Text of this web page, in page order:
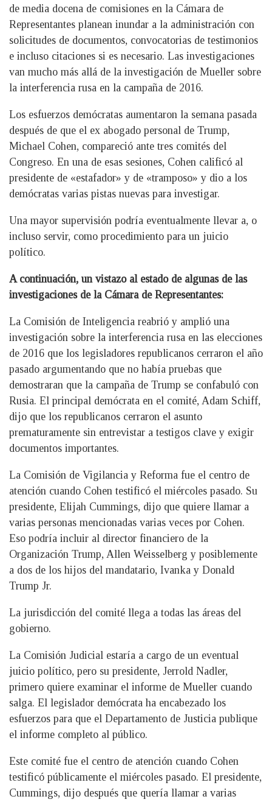
de media docena de comisiones en la Cámara de
Representantes planean inundar a la administración con
solicitudes de documentos, convocatorias de testimonios
e incluso citaciones si es necesario. Las investigaciones
van mucho más allá de la investigación de Mueller sobre
la interferencia rusa en la campaña de 2016.
Los esfuerzos demócratas aumentaron la semana pasada
después de que el ex abogado personal de Trump,
Michael Cohen, compareció ante tres comités del
Congreso. En una de esas sesiones, Cohen calificó al
presidente de «estafador» y de «tramposo» y dio a los
demócratas varias pistas nuevas para investigar.
Una mayor supervisión podría eventualmente llevar a, o
incluso servir, como procedimiento para un juicio
político.
A continuación, un vistazo al estado de algunas de las
investigaciones de la Cámara de Representantes:
La Comisión de Inteligencia reabrió y amplió una
investigación sobre la interferencia rusa en las elecciones
de 2016 que los legisladores republicanos cerraron el año
pasado argumentando que no había pruebas que
demostraran que la campaña de Trump se confabuló con
Rusia. El principal demócrata en el comité, Adam Schiff,
dijo que los republicanos cerraron el asunto
prematuramente sin entrevistar a testigos clave y exigir
documentos importantes.
La Comisión de Vigilancia y Reforma fue el centro de
atención cuando Cohen testificó el miércoles pasado. Su
presidente, Elijah Cummings, dijo que quiere llamar a
varias personas mencionadas varias veces por Cohen.
Eso podría incluir al director financiero de la
Organización Trump, Allen Weisselberg y posiblemente
a dos de los hijos del mandatario, Ivanka y Donald
Trump Jr.
La jurisdicción del comité llega a todas las áreas del
gobierno.
La Comisión Judicial estaría a cargo de un eventual
juicio político, pero su presidente, Jerrold Nadler,
primero quiere examinar el informe de Mueller cuando
salga. El legislador demócrata ha encabezado los
esfuerzos para que el Departamento de Justicia publique
el informe completo al público.
Este comité fue el centro de atención cuando Cohen
testificó públicamente el miércoles pasado. El presidente,
Cummings, dijo después que quería llamar a varias